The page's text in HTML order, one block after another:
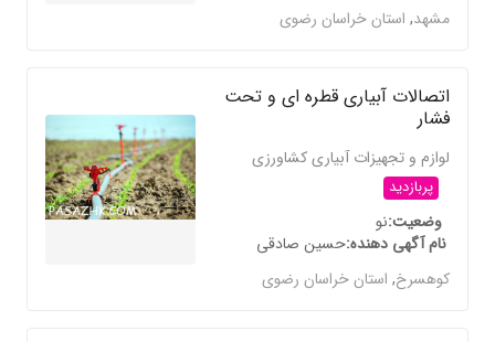
مشهد,استان خراسان رضوی
اتصالات آبیاری قطره ای و تحت
فشار
لوازم و تجهیزات آبیاری کشاورزی
پربازدید
وضعیتنو
نام آگهی دهندهحسین صادقی
کوهسرخ,استان خراسان رضوی